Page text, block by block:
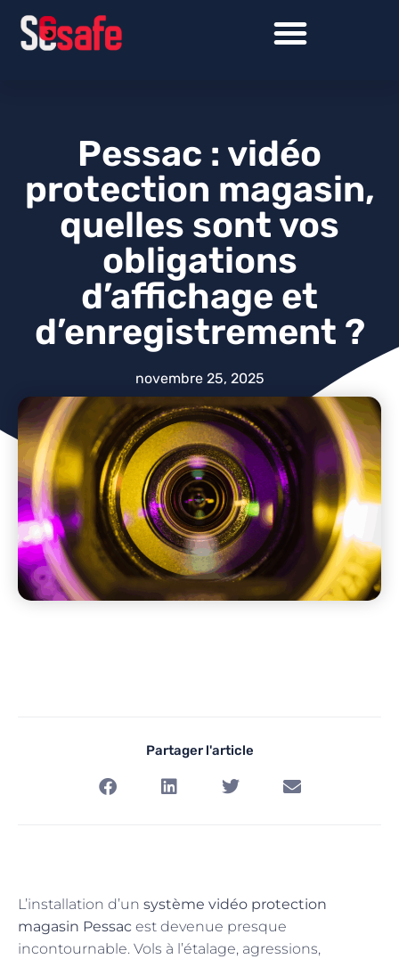
Pessac : vidéo
protection magasin,
quelles sont vos
obligations
d’affichage et
d’enregistrement ?
novembre 25, 2025
Partager l'article
L’installation d’un système vidéo protection
magasin Pessac est devenue presque
incontournable. Vols à l’étalage, agressions,